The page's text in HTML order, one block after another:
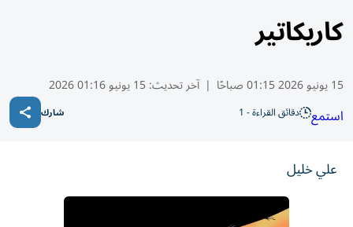
كاريكاتير
15 يونيو 2026 01:15 صباحًا | آخر تحديث:15 يونيو 01:16 2026
استمع دقائق القراءة - 1 شارك
علي خليل